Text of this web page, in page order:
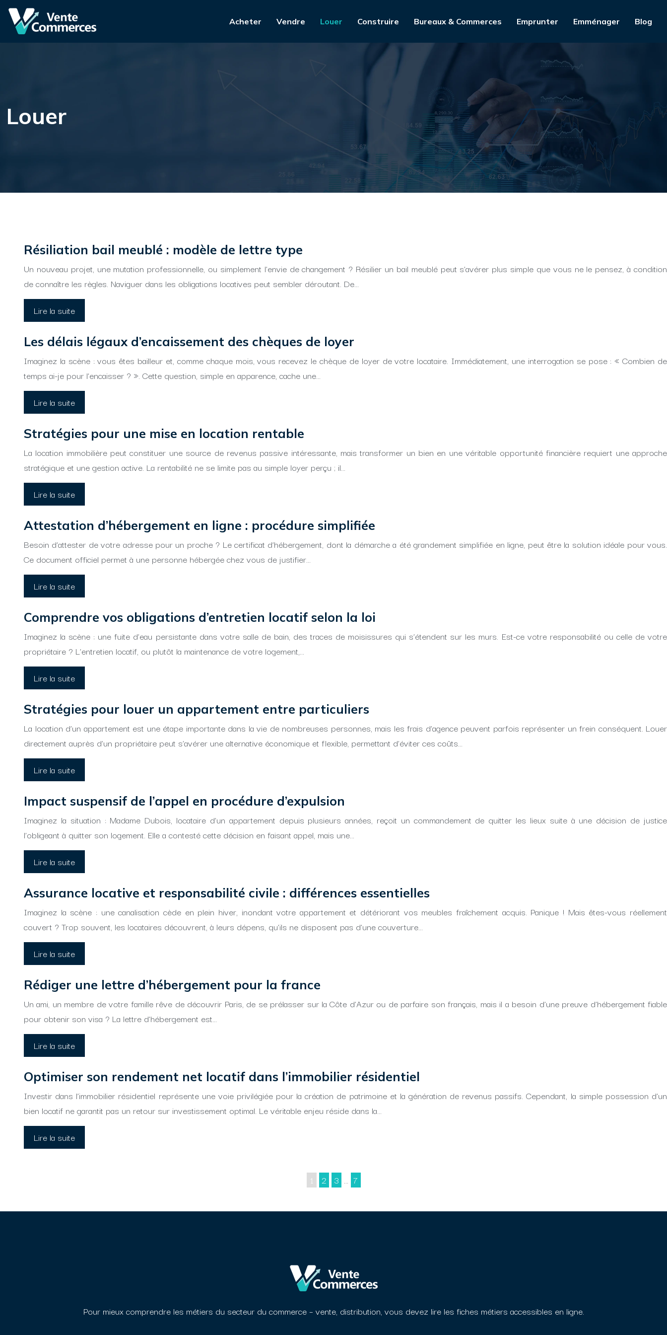
Acheter Vendre Louer Construire Bureaux & Commerces Emprunter Emménager Blog
Louer
Résiliation bail meublé : modèle de lettre type
Un nouveau projet, une mutation professionnelle, ou simplement l’envie de changement ? Résilier un bail meublé peut s’avérer plus simple que vous ne le pensez, à condition
de connaître les règles. Naviguer dans les obligations locatives peut sembler déroutant. De…
Lire la suite
Les délais légaux d’encaissement des chèques de loyer
Imaginez la scène : vous êtes bailleur et, comme chaque mois, vous recevez le chèque de loyer de votre locataire. Immédiatement, une interrogation se pose : « Combien de
temps ai-je pour l’encaisser ? ». Cette question, simple en apparence, cache une…
Lire la suite
Stratégies pour une mise en location rentable
La location immobilière peut constituer une source de revenus passive intéressante, mais transformer un bien en une véritable opportunité financière requiert une approche
stratégique et une gestion active. La rentabilité ne se limite pas au simple loyer perçu ; il…
Lire la suite
Attestation d’hébergement en ligne : procédure simplifiée
Besoin d’attester de votre adresse pour un proche ? Le certificat d’hébergement, dont la démarche a été grandement simplifiée en ligne, peut être la solution idéale pour vous.
Ce document officiel permet à une personne hébergée chez vous de justifier…
Lire la suite
Comprendre vos obligations d’entretien locatif selon la loi
Imaginez la scène : une fuite d’eau persistante dans votre salle de bain, des traces de moisissures qui s’étendent sur les murs. Est-ce votre responsabilité ou celle de votre
propriétaire ? L’entretien locatif, ou plutôt la maintenance de votre logement,…
Lire la suite
Stratégies pour louer un appartement entre particuliers
La location d’un appartement est une étape importante dans la vie de nombreuses personnes, mais les frais d’agence peuvent parfois représenter un frein conséquent. Louer
directement auprès d’un propriétaire peut s’avérer une alternative économique et flexible, permettant d’éviter ces coûts…
Lire la suite
Impact suspensif de l’appel en procédure d’expulsion
Imaginez la situation : Madame Dubois, locataire d’un appartement depuis plusieurs années, reçoit un commandement de quitter les lieux suite à une décision de justice
l’obligeant à quitter son logement. Elle a contesté cette décision en faisant appel, mais une…
Lire la suite
Assurance locative et responsabilité civile : différences essentielles
Imaginez la scène : une canalisation cède en plein hiver, inondant votre appartement et détériorant vos meubles fraîchement acquis. Panique ! Mais êtes-vous réellement
couvert ? Trop souvent, les locataires découvrent, à leurs dépens, qu’ils ne disposent pas d’une couverture…
Lire la suite
Rédiger une lettre d’hébergement pour la france
Un ami, un membre de votre famille rêve de découvrir Paris, de se prélasser sur la Côte d’Azur ou de parfaire son français, mais il a besoin d’une preuve d’hébergement fiable
pour obtenir son visa ? La lettre d’hébergement est…
Lire la suite
Optimiser son rendement net locatif dans l’immobilier résidentiel
Investir dans l’immobilier résidentiel représente une voie privilégiée pour la création de patrimoine et la génération de revenus passifs. Cependant, la simple possession d’un
bien locatif ne garantit pas un retour sur investissement optimal. Le véritable enjeu réside dans la…
Lire la suite
1 2 3 … 7
Pour mieux comprendre les métiers du secteur du commerce – vente, distribution, vous devez lire les fiches métiers accessibles en ligne.